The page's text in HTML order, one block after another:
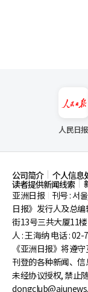
人民日报
公司简介 个人信息
读者提供新闻线索
亚洲日报
刊号 : 서
日报》发行人及总
街13号三共大厦11楼
人 : 王海纳 电话 :
《亚洲日报》将遵
刊登的各种新闻、信
未经协议授权, 禁止